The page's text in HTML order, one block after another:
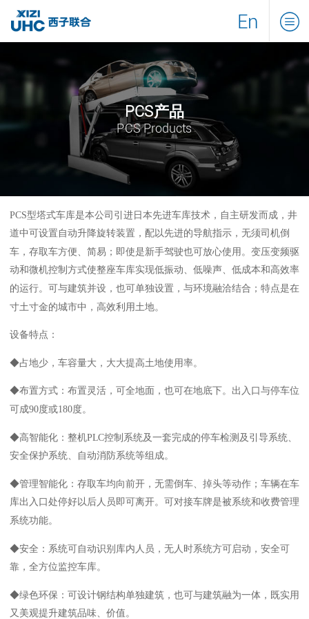
En
PCS产品
PCS Products
PCS型塔式车库是本公司引进日本先进车库技术，自主研发而成，井
道中可设置自动升降旋转装置，配以先进的导航指示，无须司机倒
车，存取车方便、简易；即使是新手驾驶也可放心使用。变压变频驱
动和微机控制方式使整座车库实现低振动、低噪声、低成本和高效率
的运行。可与建筑并设，也可单独设置，与环境融洽结合；特点是在
寸土寸金的城市中，高效利用土地。
设备特点：
◆占地少，车容量大，大大提高土地使用率。
◆布置方式：布置灵活，可全地面，也可在地底下。出入口与停车位
可成90度或180度。
◆高智能化：整机PLC控制系统及一套完成的停车检测及引导系统、
安全保护系统、自动消防系统等组成。
◆管理智能化：存取车均向前开，无需倒车、掉头等动作；车辆在车
库出入口处停好以后人员即可离开。可对接车牌是被系统和收费管理
系统功能。
◆安全：系统可自动识别库内人员，无人时系统方可启动，安全可
靠，全方位监控车库。
◆绿色环保：可设计钢结构单独建筑，也可与建筑融为一体，既实用
又美观提升建筑品味、价值。